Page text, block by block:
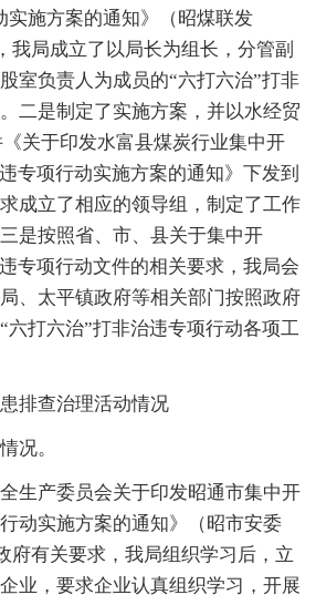
实施方案的通知》（昭煤联发
我局成立了以局长为组长，分管副
室负责人为成员的“六打六治”打非
二是制定了实施方案，并以水经贸
关于印发水富县煤炭行业集中开
专项行动实施方案的通知》下发到
成立了相应的领导组，制定了工作
是按照省、市、县关于集中开
专项行动文件的相关要求，我局会
、太平镇政府等相关部门按照政府
六打六治”打非治违专项行动各项工
排查治理活动情况
况。
生产委员会关于印发昭通市集中开
动实施方案的通知》（昭市安委
府有关要求，我局组织学习后，立
业，要求企业认真组织学习，开展